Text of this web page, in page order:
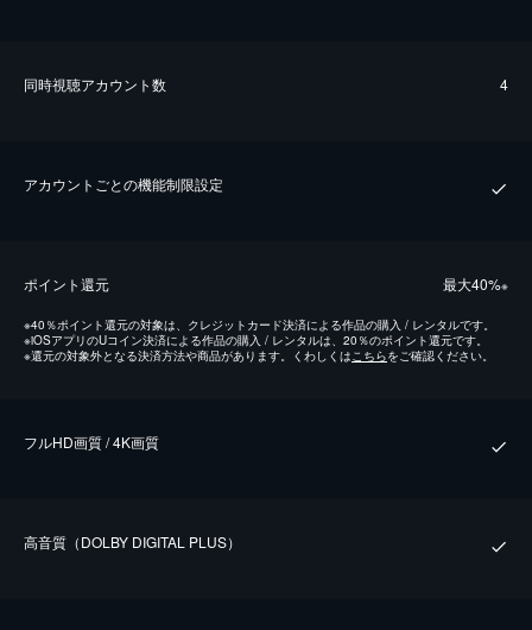
同時視聴アカウント数 4
アカウントごとの機能制限設定
ポイント還元 最⼤40%※
※40％ポイント還元の対象は、クレジットカード決済による作品の購入 / レンタルです。
※iOSアプリのUコイン決済による作品の購入 / レンタルは、20％のポイント還元です。
※還元の対象外となる決済方法や商品があります。くわしくはこちらをご確認ください。
フルHD画質 / 4K画質
⾼⾳質（DOLBY DIGITAL PLUS）